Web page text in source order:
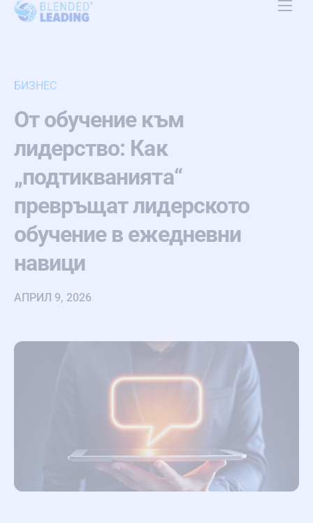
Контакт
BG
БИЗНЕС
От обучение към
лидерство: Как
„подтикванията“
превръщат лидерското
обучение в ежедневни
навици
АПРИЛ 9, 2026